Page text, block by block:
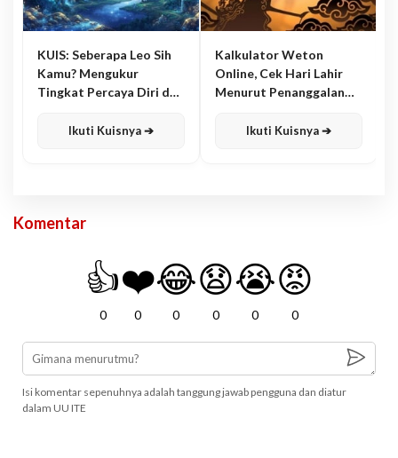
KUIS: Seberapa Leo Sih
Kamu? Mengukur
Tingkat Percaya Diri dan
Ikuti Kuisnya ➔
Kalkulator Weton
Online, Cek Hari Lahir
Menurut Penanggalan
Ikuti Kuisnya ➔
Komentar
👍
0
❤️
0
😂
0
😧
0
😭
0
😡
0
Isi komentar sepenuhnya adalah tanggung jawab pengguna dan diatur
dalam UU ITE